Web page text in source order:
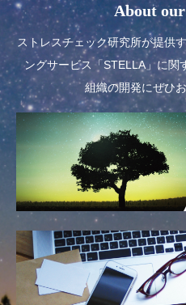
About
ストレスチェック研究所が提供
ングサービス「STELLA」に関
組織の開発にぜひ